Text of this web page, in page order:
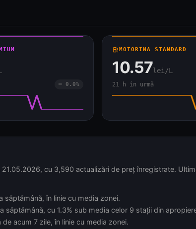
━ 0.0%
local_gas_stationMOTORINA STANDARD
10.57lei/L
21 h în urmă
cu 3,590 actualizări de preț înregistrate.
săptămână, în linie cu media zonei.
săptămână, cu 1.3% sub media celor 9 stații din
acum 7 zile, în linie cu media zonei.